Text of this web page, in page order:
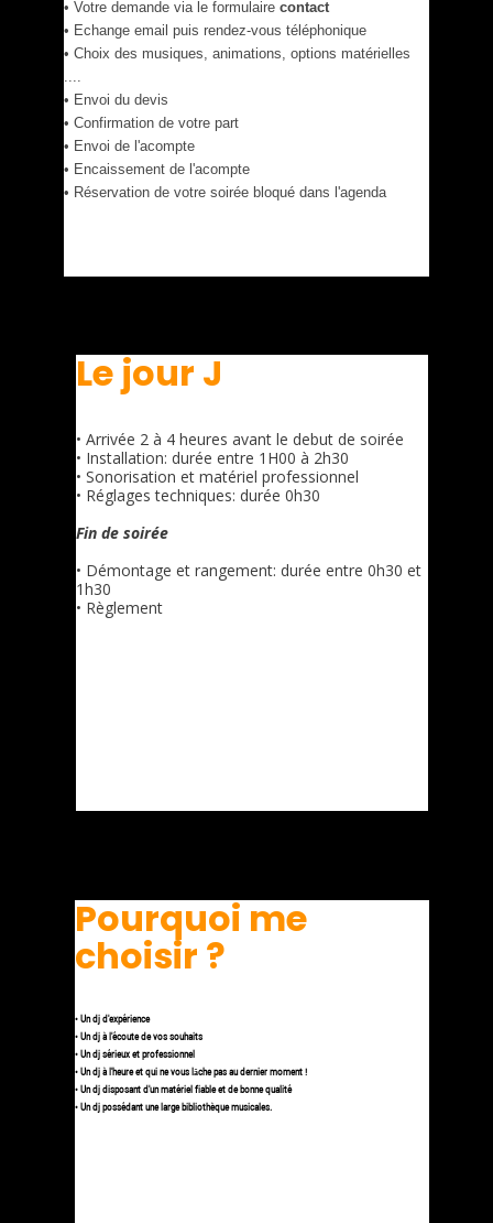
• Votre demande via le formulaire contact
• Echange email puis rendez-vous téléphonique
• Choix des musiques, animations, options matérielles
....
• Envoi du devis
• Confirmation de votre part
• Envoi de l'acompte
• Encaissement de l'acompte
• Réservation de votre soirée bloqué dans l'agenda
Le jour J
• Arrivée 2 à 4 heures avant le debut de soirée
• Installation: durée entre 1H00 à 2h30
• Sonorisation et matériel professionnel
• Réglages techniques: durée 0h30
Fin de soirée
• Démontage et rangement: durée entre 0h30 et
1h30
• Règlement
Pourquoi me
choisir ?
• Un dj d'expérience
• Un dj à l'écoute de vos souhaits
• Un dj sérieux et professionnel
• Un dj à l'heure et qui ne vous lâche pas au dernier moment !
• Un dj disposant d'un matériel fiable et de bonne qualité
• Un dj possédant une large bibliothèque musicales.